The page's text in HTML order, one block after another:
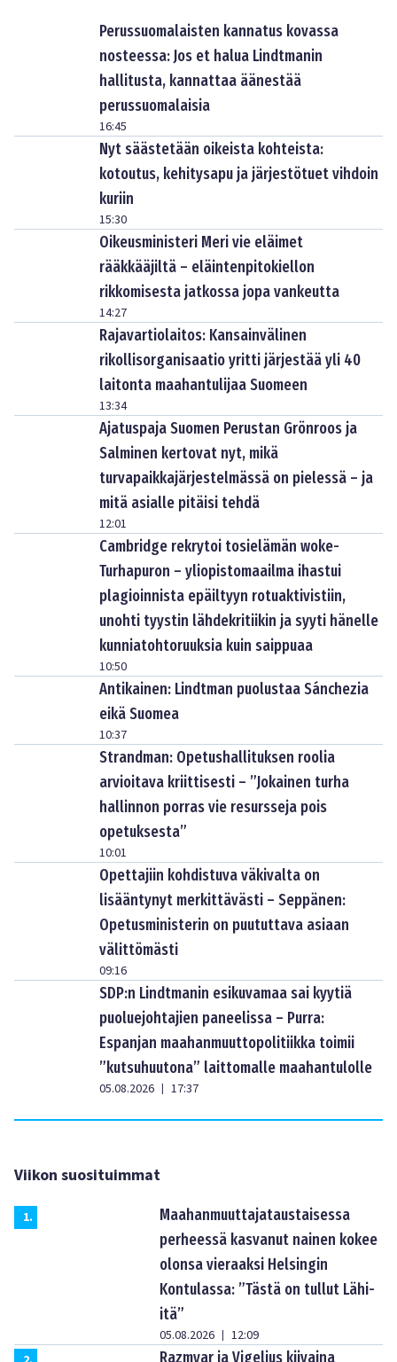
Perussuomalaisten kannatus kovassa
nosteessa: Jos et halua Lindtmanin
hallitusta, kannattaa äänestää
perussuomalaisia
16:45
Nyt säästetään oikeista kohteista:
kotoutus, kehitysapu ja järjestötuet vihdoin
kuriin
15:30
Oikeusministeri Meri vie eläimet
rääkkääjiltä – eläintenpitokiellon
rikkomisesta jatkossa jopa vankeutta
14:27
Rajavartiolaitos: Kansainvälinen
rikollisorganisaatio yritti järjestää yli 40
laitonta maahantulijaa Suomeen
13:34
Ajatuspaja Suomen Perustan Grönroos ja
Salminen kertovat nyt, mikä
turvapaikkajärjestelmässä on pielessä – ja
mitä asialle pitäisi tehdä
12:01
Cambridge rekrytoi tosielämän woke-
Turhapuron – yliopistomaailma ihastui
plagioinnista epäiltyyn rotuaktivistiin,
unohti tyystin lähdekritiikin ja syyti hänelle
kunniatohtoruuksia kuin saippuaa
10:50
Antikainen: Lindtman puolustaa Sánchezia
eikä Suomea
10:37
Strandman: Opetushallituksen roolia
arvioitava kriittisesti – ”Jokainen turha
hallinnon porras vie resursseja pois
opetuksesta”
10:01
Opettajiin kohdistuva väkivalta on
lisääntynyt merkittävästi – Seppänen:
Opetusministerin on puututtava asiaan
välittömästi
09:16
SDP:n Lindtmanin esikuvamaa sai kyytiä
puoluejohtajien paneelissa – Purra:
Espanjan maahanmuuttopolitiikka toimii
”kutsuhuutona” laittomalle maahantulolle
05.08.2026 17:37
Viikon suosituimmat
1.
Maahanmuuttajataustaisessa
perheessä kasvanut nainen kokee
olonsa vieraaksi Helsingin
Kontulassa: ”Tästä on tullut Lähi-
itä”
05.08.2026
12:09
Razmyar ja Vigelius kiivaina